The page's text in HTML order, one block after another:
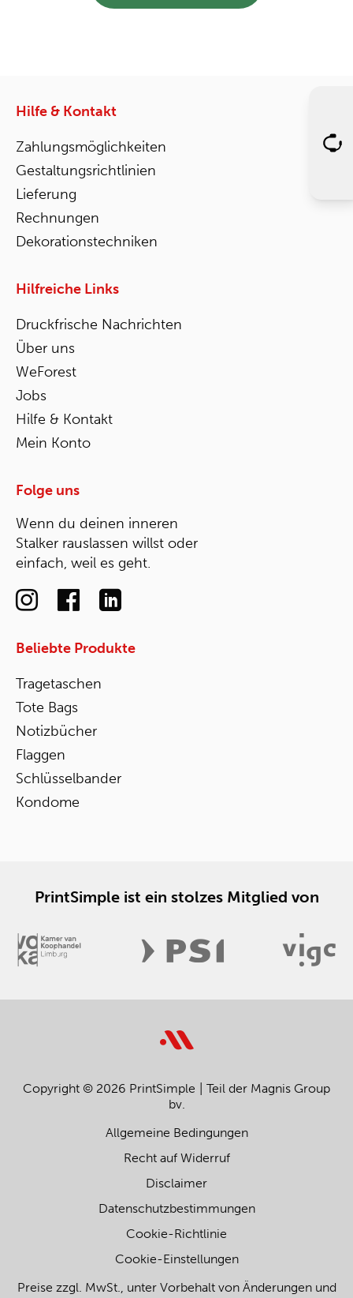
Hilfe & Kontakt
Zahlungsmöglichkeiten
Gestaltungsrichtlinien
Lieferung
Rechnungen
Dekorationstechniken
Hilfreiche Links
Druckfrische Nachrichten
Über uns
WeForest
Jobs
Hilfe & Kontakt
Mein Konto
Folge uns
Wenn du deinen inneren
Stalker rauslassen willst oder
einfach, weil es geht.
Beliebte Produkte
Tragetaschen
Tote Bags
Notizbücher
Flaggen
Schlüsselbander
Kondome
PrintSimple ist ein stolzes Mitglied von
Copyright © 2026 PrintSimple
Teil der Magnis Group
bv.
Allgemeine Bedingungen
Recht auf Widerruf
Disclaimer
Datenschutzbestimmungen
Cookie-Richtlinie
Cookie-Einstellungen
Preise zzgl. MwSt., unter Vorbehalt von Änderungen und